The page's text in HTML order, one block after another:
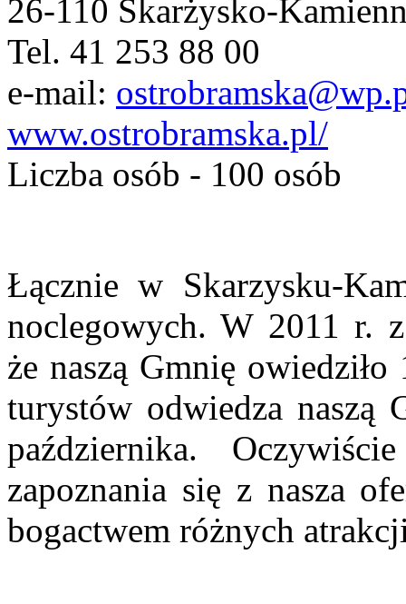
26-110 Skarżysko-
Tel. 41 253 88 00
e-mail:
www.ostrobramska.pl/
Liczba osób - 100 osób
Łącznie w Skarzysku-
noclegowych. W 2011 r.
że naszą Gmnię
turystów odwiedza naszą
października.
zapoznania się z nasza
bogactwem różnych